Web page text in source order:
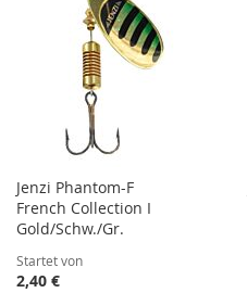
Jenzi Phantom-F
French Collection I
Gold/Schw./Gr.
Startet von
2,40 €